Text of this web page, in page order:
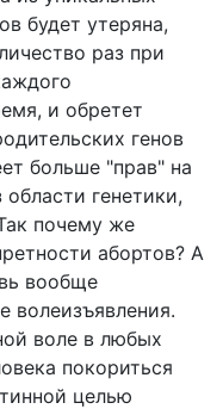
будет утеряна,
раз при
и обретет
генов
больше "прав" на
генетики,
почему же
абортов? А
вообще
волеизъявления.
воле в любых
покориться
целью